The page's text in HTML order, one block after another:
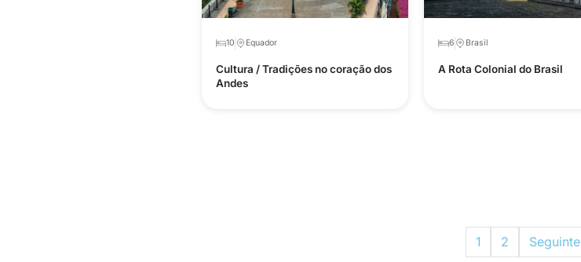
10 Equador
Cultura / Tradições no coração dos
Andes
6 Brasil
A Rota Colonial do Brasil
1 2 Seguinte